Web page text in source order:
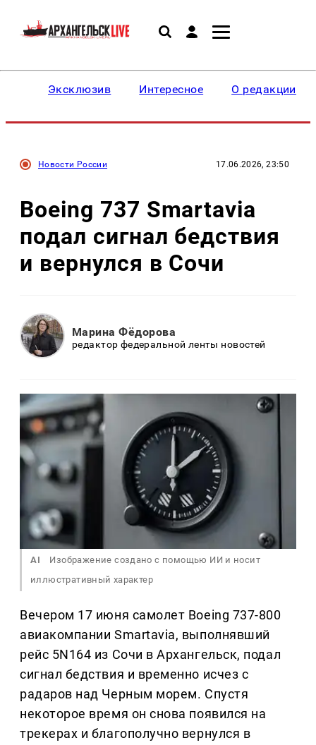
Эксклюзив Интересное О редакции
Новости России 17.06.2026, 23:50
Boeing 737 Smartavia
подал сигнал бедствия
и вернулся в Сочи
Марина Фёдорова
редактор федеральной ленты новостей
AI
Изображение создано с помощью ИИ и носит
иллюстративный характер
Вечером 17 июня самолет Boeing 737-800
авиакомпании Smartavia, выполнявший
рейс 5N164 из Сочи в Архангельск, подал
сигнал бедствия и временно исчез с
радаров над Черным морем. Спустя
некоторое время он снова появился на
трекерах и благополучно вернулся в